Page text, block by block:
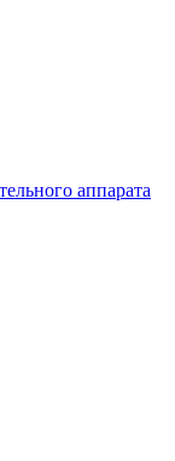
аппарата